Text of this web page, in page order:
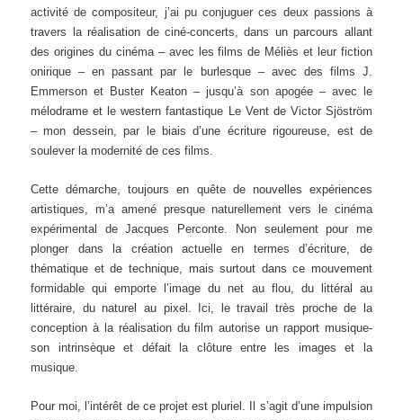
activité de compositeur, j’ai pu conjuguer ces deux passions à
travers la réalisation de ciné-concerts, dans un parcours allant
des origines du cinéma – avec les films de Méliès et leur fiction
onirique – en passant par le burlesque – avec des films J.
Emmerson et Buster Keaton – jusqu’à son apogée – avec le
mélodrame et le western fantastique Le Vent de Victor Sjöström
– mon dessein, par le biais d’une écriture rigoureuse, est de
soulever la modernité de ces films.
Cette démarche, toujours en quête de nouvelles expériences
artistiques, m’a amené presque naturellement vers le cinéma
expérimental de Jacques Perconte. Non seulement pour me
plonger dans la création actuelle en termes d’écriture, de
thématique et de technique, mais surtout dans ce mouvement
formidable qui emporte l’image du net au flou, du littéral au
littéraire, du naturel au pixel. Ici, le travail très proche de la
conception à la réalisation du film autorise un rapport musique-
son intrinsèque et défait la clôture entre les images et la
musique.
Pour moi, l’intérêt de ce projet est pluriel. Il s’agit d’une impulsion